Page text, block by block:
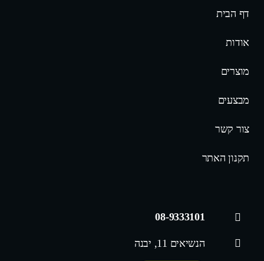
דף הבית
אודות
מוצרים
מבצעים
צור קשר
תקנון האתר
08-9333101
הנשיאים 11, יבנה